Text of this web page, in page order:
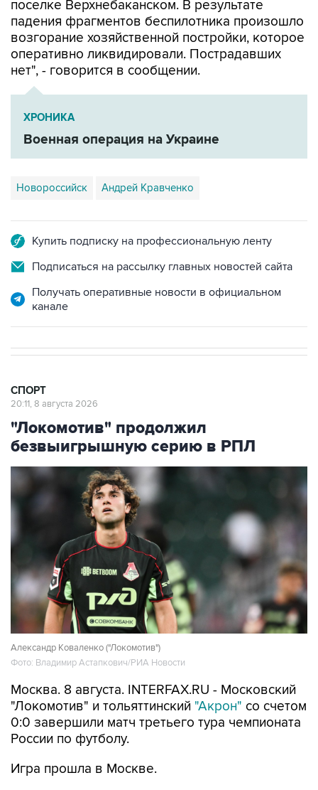
поселке Верхнебаканском. В результате
падения фрагментов беспилотника произошло
возгорание хозяйственной постройки, которое
оперативно ликвидировали. Пострадавших
нет", - говорится в сообщении.
ХРОНИКА
Военная операция на Украине
Новороссийск Андрей Кравченко
Купить подписку на профессиональную ленту
Подписаться на рассылку главных новостей сайта
Получать оперативные новости в официальном
канале
СПОРТ
20:11, 8 августа 2026
"Локомотив" продолжил
безвыигрышную серию в РПЛ
Александр Коваленко ("Локомотив")
Фото: Владимир Астапкович/РИА Новости
Москва. 8 августа. INTERFAX.RU - Московский
"Локомотив" и тольяттинский "Акрон" со счетом
0:0 завершили матч третьего тура чемпионата
России по футболу.
Игра прошла в Москве.